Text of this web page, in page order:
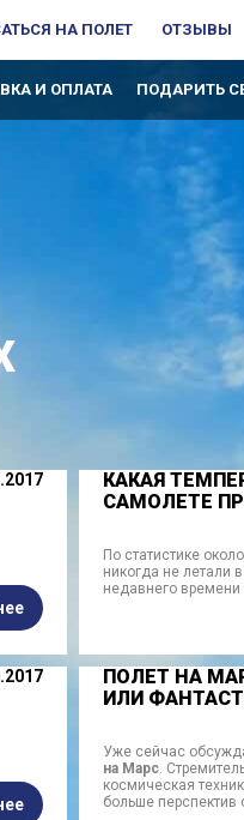
НА ПОЛЕТ ОТЗЫВЫ
И ОПЛАТА ПОДАРИТЬ
КАКАЯ
САМОЛЕТЕ
По статистике
никогда не летали
недавнего
ПОЛЕТ НА
ИЛИ
Уже сейчас
на Марс.
космическая
больше перспектив